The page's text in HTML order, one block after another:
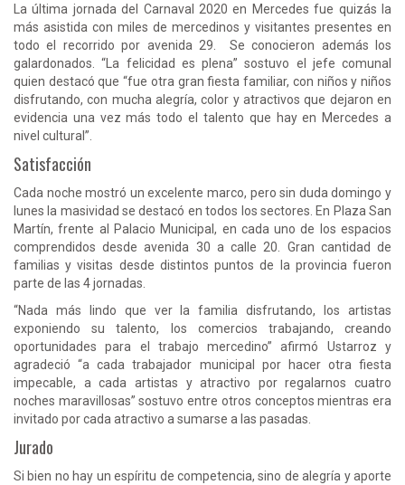
La última jornada del Carnaval 2020 en Mercedes fue quizás la
más asistida con miles de mercedinos y visitantes presentes en
todo el recorrido por avenida 29. Se conocieron además los
galardonados. “La felicidad es plena” sostuvo el jefe comunal
quien destacó que “fue otra gran fiesta familiar, con niños y niños
disfrutando, con mucha alegría, color y atractivos que dejaron en
evidencia una vez más todo el talento que hay en Mercedes a
nivel cultural”.
Satisfacción
Cada noche mostró un excelente marco, pero sin duda domingo y
lunes la masividad se destacó en todos los sectores. En Plaza San
Martín, frente al Palacio Municipal, en cada uno de los espacios
comprendidos desde avenida 30 a calle 20. Gran cantidad de
familias y visitas desde distintos puntos de la provincia fueron
parte de las 4 jornadas.
“Nada más lindo que ver la familia disfrutando, los artistas
exponiendo su talento, los comercios trabajando, creando
oportunidades para el trabajo mercedino” afirmó Ustarroz y
agradeció “a cada trabajador municipal por hacer otra fiesta
impecable, a cada artistas y atractivo por regalarnos cuatro
noches maravillosas” sostuvo entre otros conceptos mientras era
invitado por cada atractivo a sumarse a las pasadas.
Jurado
Si bien no hay un espíritu de competencia, sino de alegría y aporte